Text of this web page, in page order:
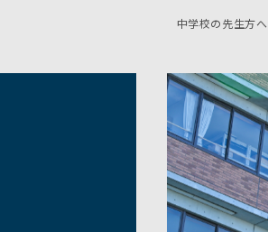
中学校の先生方へ
教育プログラム
スクールライフ